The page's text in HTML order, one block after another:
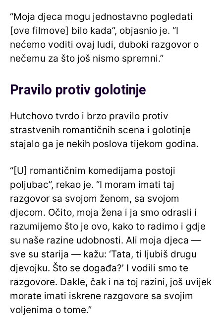
“Moja djeca mogu jednostavno pogledati
[ove filmove] bilo kada”, objasnio je. “I
nećemo voditi ovaj ludi, duboki razgovor o
nečemu za što još nismo spremni.”
Pravilo protiv golotinje
Hutchovo tvrdo i brzo pravilo protiv
strastvenih romantičnih scena i golotinje
stajalo ga je nekih poslova tijekom godina.
“[U] romantičnim komedijama postoji
poljubac”, rekao je. “I moram imati taj
razgovor sa svojom ženom, sa svojom
djecom. Očito, moja žena i ja smo odrasli i
razumijemo što je ovo, kako to radimo i gdje
su naše razine udobnosti. Ali moja djeca —
sve su starija — kažu: ‘Tata, ti ljubiš drugu
djevojku. Što se događa?’ I vodili smo te
razgovore. Dakle, čak i na toj razini, još uvijek
morate imati iskrene razgovore sa svojim
voljenima o tome.”